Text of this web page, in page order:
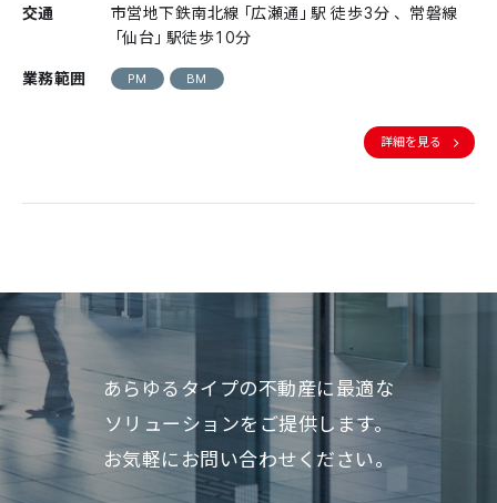
交通
市営地下鉄南北線「広瀬通」駅 徒歩3分 、常磐線
「仙台」駅徒歩10分
業務範囲
PM BM
詳細を見る
あらゆるタイプの不動産に最適な
ソリューションをご提供します。
お気軽にお問い合わせください。